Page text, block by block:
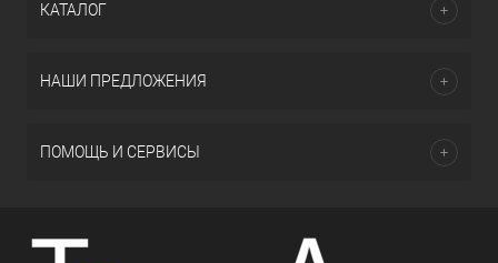
КАТАЛОГ
НАШИ ПРЕДЛОЖЕНИЯ
ПОМОЩЬ И СЕРВИСЫ